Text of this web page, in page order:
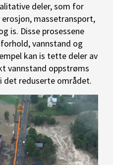
deler, som for
massetransport,
is. Disse prosessene
vannstand og
kan is tette deler av
vannstand oppstrøms
det reduserte området.